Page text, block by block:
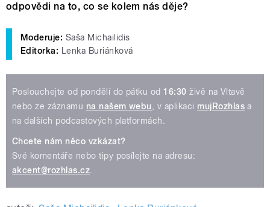
odpovědi na to, co se kolem nás děje?
Moderuje: Saša Michailidis
Editorka: Lenka Buriánková
Poslouchejte od pondělí do pátku od 16:30 živě na Vltavě
nebo ze záznamu na našem webu , v aplikaci mujRozhlas a
na dalších podcastových platformách.
Chcete nám něco vzkázat?
Své komentáře nebo tipy posílejte na adresu:
akcent@rozhlas.cz